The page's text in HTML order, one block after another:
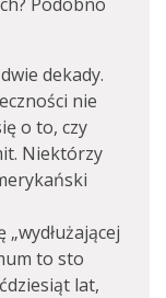
dekady.
nie
o to, czy
Niektórzy
to sto
lat,